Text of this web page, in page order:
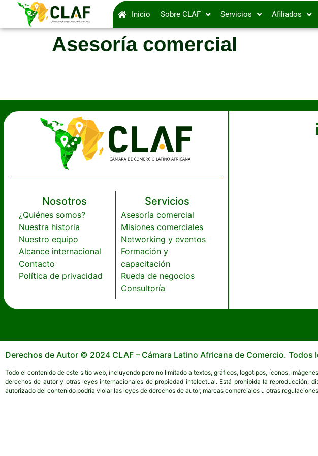
Inicio Sobre CLAF Servicios Afiliados
Asesoría comercial
Nosotros
¿Quiénes somos?
Nuestra historia
Nuestro equipo
Alcance internacional
Contacto
Política de privacidad
Servicios
Asesoría comercial
Misiones comerciales
Networking y eventos
Formación y
capacitación
Rueda de negocios
Consultoría
Derechos de Autor © 2024 CLAF – Cámara Latino Africana de Comercio. Todos
Todo el contenido de este sitio web, incluyendo pero no limitado a textos, gráficos, logotipos, íconos,
derechos de autor y otras leyes internacionales de propiedad intelectual. Está prohibida la
autorizado del contenido podría violar las leyes de derechos de autor, marcas comerciales u otras